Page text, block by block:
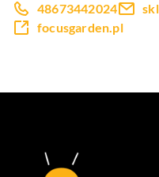
48673442024
focusgarden.pl